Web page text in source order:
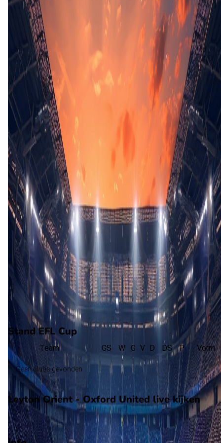
Tweede helft
G. O'Donkor(S. Dembele)
D. Mitchell(A. Dobra)
J. Kabia
(T. Archibald)
T. Springett
(Y. Akhamrich)
74'
A. Elliott-Wheeler(T. Goodrham)
74'
L. Sibley
(J. McDonnell)
77'
J. Morris (S. Boniface)
84'
C. Wellens(Z. Obiero)
85'
D. Mitchell
(T. Springett)
P. Kioso (B. Spencer)
86'
L. Snowden
(M. Harris)
88'
I. El Mizouni (C. Wellens)
Stand EFL Cup
Team GS W G V D DS P Vorm
Geen clubs gevonden
Leyton Orient - Oxford United live kijken
Viaplay